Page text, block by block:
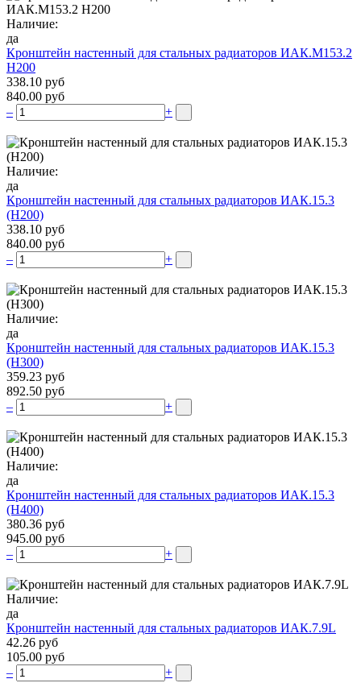
Наличие:
да
Кронштейн настенный для стальных радиаторов ИАК.М153.2
Н200
338.10 руб
840.00 руб
–
+
Наличие:
да
Кронштейн настенный для стальных радиаторов ИАК.15.3
(H200)
338.10 руб
840.00 руб
–
+
Наличие:
да
Кронштейн настенный для стальных радиаторов ИАК.15.3
(H300)
359.23 руб
892.50 руб
–
+
Наличие:
да
Кронштейн настенный для стальных радиаторов ИАК.15.3
(H400)
380.36 руб
945.00 руб
–
+
Наличие:
да
Кронштейн настенный для стальных радиаторов ИАК.7.9L
42.26 руб
105.00 руб
–
+